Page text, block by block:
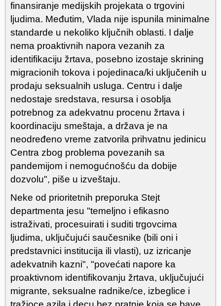
finansiranje medijskih projekata o trgovini
ljudima. Međutim, Vlada nije ispunila minimalne
standarde u nekoliko ključnih oblasti. I dalje
nema proaktivnih napora vezanih za
identifikaciju žrtava, posebno izostaje skrining
migracionih tokova i pojedinaca/ki uključenih u
prodaju seksualnih usluga. Centru i dalje
nedostaje sredstava, resursa i osoblja
potrebnog za adekvatnu procenu žrtava i
koordinaciju smeštaja, a država je na
neodređeno vreme zatvorila prihvatnu jedinicu
Centra zbog problema povezanih sa
pandemijom i nemogućnošću da dobije
dozvolu", piše u izveštaju.
Neke od prioritetnih preporuka Stejt
departmenta jesu "temeljno i efikasno
istraživati, procesuirati i suditi trgovcima
ljudima, uključujući saučesnike (bili oni i
predstavnici institucija ili vlasti), uz izricanje
adekvatnih kazni", "povećati napore ka
proaktivnom identifikovanju žrtava, uključujući
migrante, seksualne radnike/ce, izbeglice i